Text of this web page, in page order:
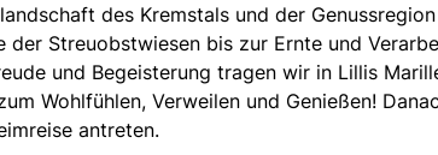
des Kremstals und der
der Streuobstwiesen bis zur Ernte und
und Begeisterung tragen wir in Lillis
Wohlfühlen, Verweilen und Genießen!
antreten.